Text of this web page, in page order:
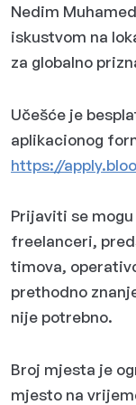
Nedim
iskustvom na
za globalno
Učešće je
aplikacionog
https://
Prijaviti se
freelanceri,
timova,
prethodno
nije potrebno.
Broj mjesta je
mjesto na